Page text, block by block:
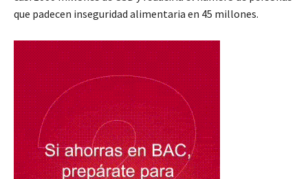
que padecen inseguridad alimentaria en 45 millones.